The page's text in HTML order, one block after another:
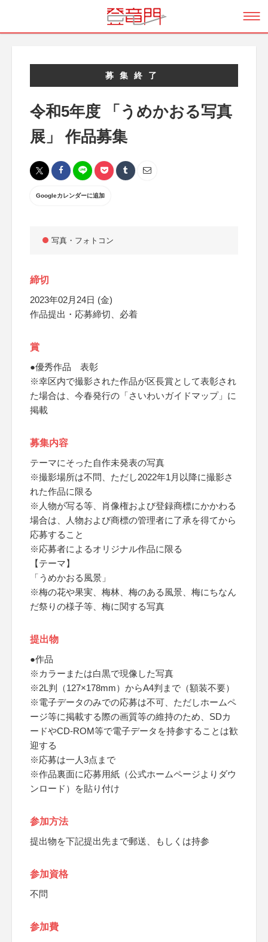
募集終了
令和5年度 「うめかおる写真
展」 作品募集
Googleカレンダーに追加
写真・フォトコン
締切
2023年02月24日 (金)
作品提出・応募締切、必着
賞
●優秀作品 表彰
※幸区内で撮影された作品が区長賞として表彰され
た場合は、今春発行の「さいわいガイドマップ」に
掲載
募集内容
テーマにそった自作未発表の写真
※撮影場所は不問、ただし2022年1月以降に撮影さ
れた作品に限る
※人物が写る等、肖像権および登録商標にかかわる
場合は、人物および商標の管理者に了承を得てから
応募すること
※応募者によるオリジナル作品に限る
【テーマ】
「うめかおる風景」
※梅の花や果実、梅林、梅のある風景、梅にちなん
だ祭りの様子等、梅に関する写真
提出物
●作品
※カラーまたは白黒で現像した写真
※2L判（127×178mm）からA4判まで（額装不要）
※電子データのみでの応募は不可、ただしホームペ
ージ等に掲載する際の画質等の維持のため、SDカ
ードやCD-ROM等で電子データを持参することは歓
迎する
※応募は一人3点まで
※作品裏面に応募用紙（公式ホームページよりダウ
ンロード）を貼り付け
参加方法
提出物を下記提出先まで郵送、もしくは持参
参加資格
不問
参加費